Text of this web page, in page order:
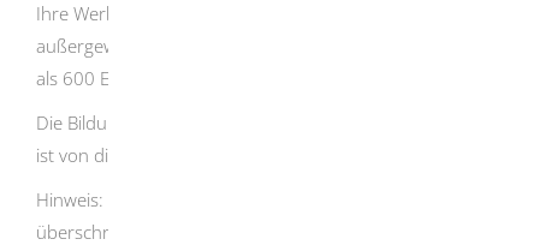
Ihre Werbungskosten, Sonderausgaben und
außergewöhnliche Belastungen müssen insgesamt höher
als 600 Euro sein.
Die Bildung des Behinderten-Pauschbetrags als ELStAM
ist von dieser Antragsgrenze unabhängig.
Hinweis:
überschritten wird, dürfen die Werbungskosten nicht in